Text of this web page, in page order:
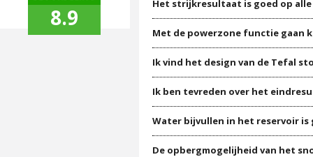
8.9
Het strijkresultaat is goed op
Met de powerzone functie gaan
Ik vind het design van de Tefal
Ik ben tevreden over het
Water bijvullen in het reservoir is
De opbergmogelijheid van het